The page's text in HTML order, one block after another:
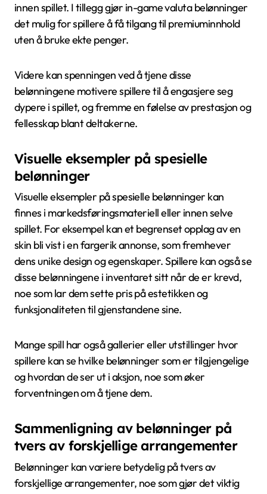
innen spillet. I tillegg gjør in-game valuta belønninger
det mulig for spillere å få tilgang til premiuminnhold
uten å bruke ekte penger.
Videre kan spenningen ved å tjene disse
belønningene motivere spillere til å engasjere seg
dypere i spillet, og fremme en følelse av prestasjon og
fellesskap blant deltakerne.
Visuelle eksempler på spesielle
belønninger
Visuelle eksempler på spesielle belønninger kan
finnes i markedsføringsmateriell eller innen selve
spillet. For eksempel kan et begrenset opplag av en
skin bli vist i en fargerik annonse, som fremhever
dens unike design og egenskaper. Spillere kan også se
disse belønningene i inventaret sitt når de er krevd,
noe som lar dem sette pris på estetikken og
funksjonaliteten til gjenstandene sine.
Mange spill har også gallerier eller utstillinger hvor
spillere kan se hvilke belønninger som er tilgjengelige
og hvordan de ser ut i aksjon, noe som øker
forventningen om å tjene dem.
Sammenligning av belønninger på
tvers av forskjellige arrangementer
Belønninger kan variere betydelig på tvers av
forskjellige arrangementer, noe som gjør det viktig